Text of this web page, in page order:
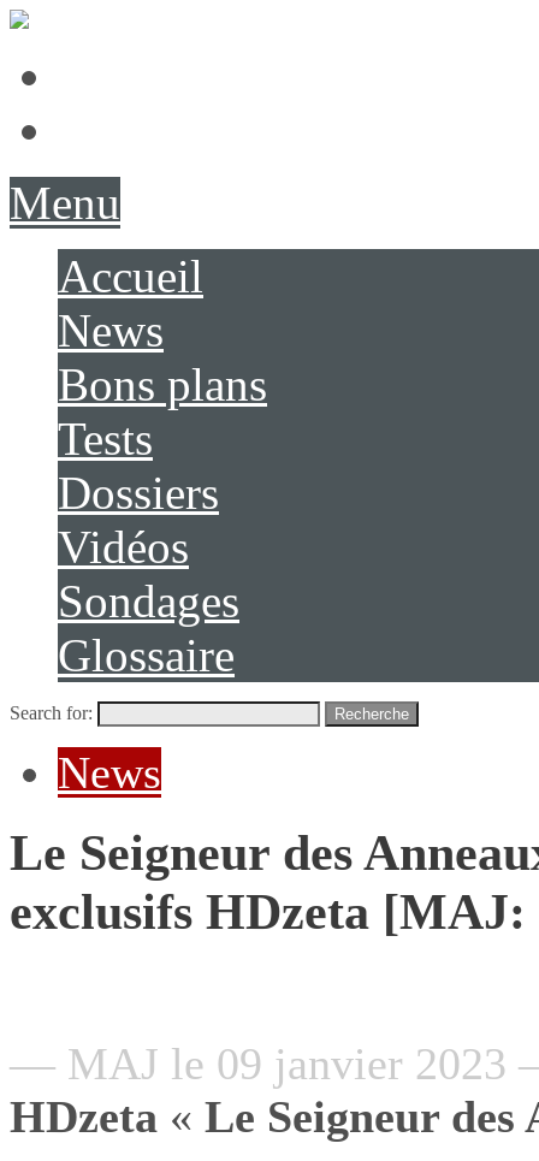
Menu
Accueil
News
Bons plans
Tests
Dossiers
Vidéos
Sondages
Glossaire
Search for: Recherche
News
Le Seigneur des
exclusifs HDzeta
— MAJ le 09 janvier 2023
HDzeta « Le Seigneur des